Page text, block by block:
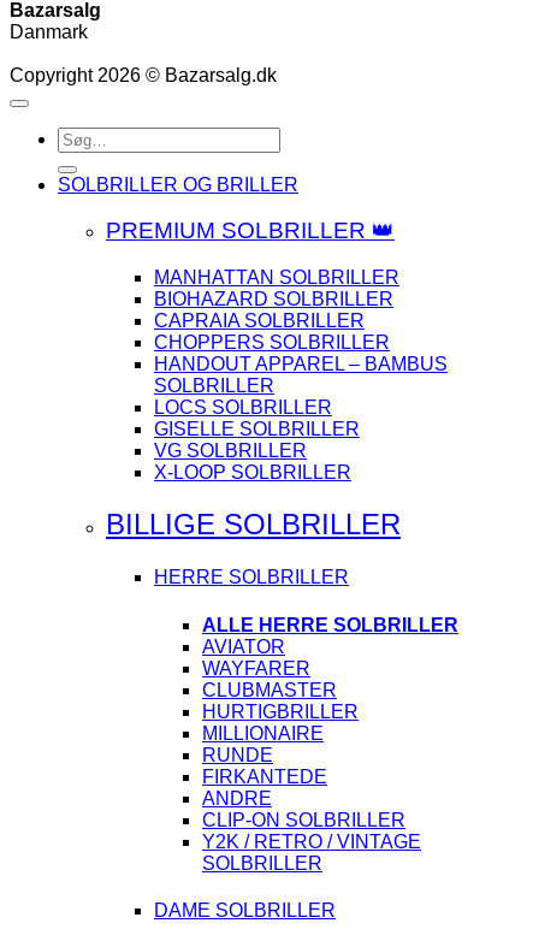
Bazarsalg
Danmark
Copyright 2026 © Bazarsalg.dk
Søg
efter:
SOLBRILLER OG BRILLER
PREMIUM SOLBRILLER 👑
MANHATTAN SOLBRILLER
BIOHAZARD SOLBRILLER
CAPRAIA SOLBRILLER
CHOPPERS SOLBRILLER
HANDOUT APPAREL – BAMBUS
SOLBRILLER
LOCS SOLBRILLER
GISELLE SOLBRILLER
VG SOLBRILLER
X-LOOP SOLBRILLER
BILLIGE SOLBRILLER
HERRE SOLBRILLER
ALLE HERRE SOLBRILLER
AVIATOR
WAYFARER
CLUBMASTER
HURTIGBRILLER
MILLIONAIRE
RUNDE
FIRKANTEDE
ANDRE
CLIP-ON SOLBRILLER
Y2K / RETRO / VINTAGE
SOLBRILLER
DAME SOLBRILLER